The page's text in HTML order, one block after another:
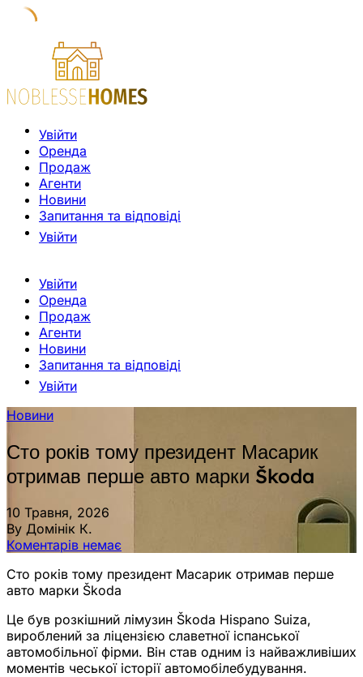
Увійти
Оренда
Продаж
Агенти
Новини
Запитання та відповіді
Увійти
Увійти
Оренда
Продаж
Агенти
Новини
Запитання та відповіді
Увійти
Новини
Сто років тому президент Масарик
отримав перше авто марки Škoda
10 Травня, 2026
By Домінік К.
Коментарів немає
Сто років тому президент Масарик отримав перше
авто марки Škoda
Це був розкішний лімузин Škoda Hispano Suiza,
вироблений за ліцензією славетної іспанської
автомобільної фірми. Він став одним із найважливіших
моментів чеської історії автомобілебудування.